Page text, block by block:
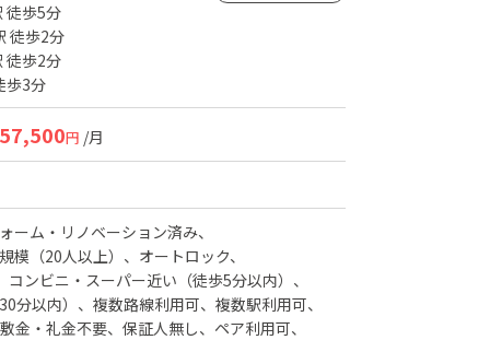
徒歩5分
徒歩2分
徒歩2分
歩3分
57,500円 /月
ーム・リノベーション済み
模（20人以上）
オートロック
コンビニ・スーパー近い（徒歩5分以内）
分以内）
複数路線利用可
複数駅利用可
敷金・礼金不要 保証人無し
ペア利用可